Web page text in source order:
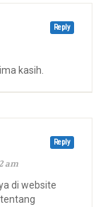
Reply
kasih.
Reply
am
di website
tentang